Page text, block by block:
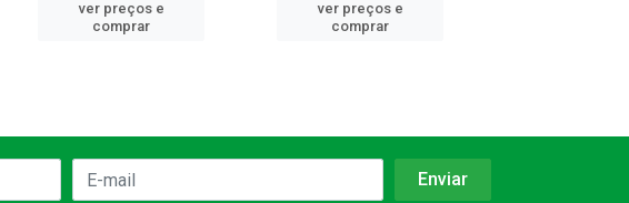
ver preços e
comprar
ver preços e
comprar